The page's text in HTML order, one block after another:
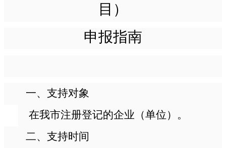
目）
申报指南
一、支持对象
在我市注册登记的企业（单位）。
二、支持时间